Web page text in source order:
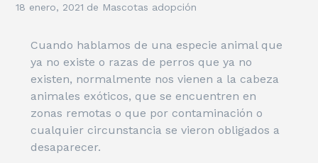
18 enero, 2021 de Mascotas adopción
Cuando hablamos de una especie animal que
ya no existe o razas de perros que ya no
existen, normalmente nos vienen a la cabeza
animales exóticos, que se encuentren en
zonas remotas o que por contaminación o
cualquier circunstancia se vieron obligados a
desaparecer.